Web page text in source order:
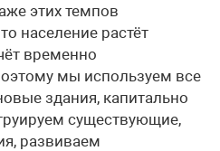
этих темпов
население растёт
временно
мы используем все
здания, капитально
существующие,
развиваем